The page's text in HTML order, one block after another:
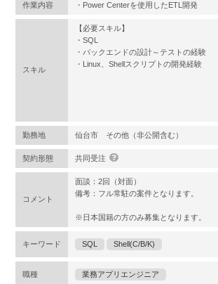
作業内容 ・Power Centerを使用したETL開発
スキル
【必要スキル】
・SQL
・バックエンドの設計～テストの経験
・Linux、Shellスクリプトの開発経験
勤務地 仙台市 その他（非公開含む）
契約形態 共同受注
コメント
面談：2回（対面）
備考：フル常駐の案件となります。
※日本国籍の方のみ募集となります。
キーワード SQL Shell(C/B/K)
職種 業務アプリエンジニア